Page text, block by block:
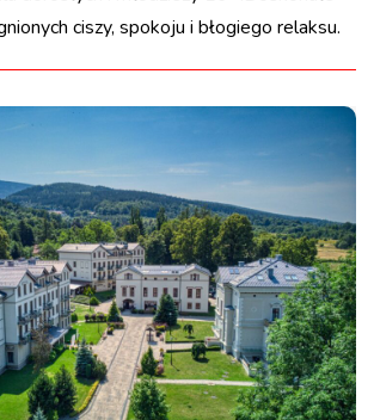
ciszy, spokoju i błogiego relaksu.